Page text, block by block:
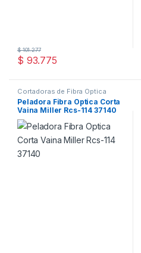
$ 93.775
$101.277
Cortadoras de Fibra Óptica
Peladora Fibra Optica Corta
Vaina Miller Rcs-114 37140